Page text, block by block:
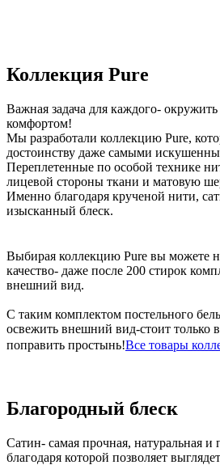
Коллекция Pure
Важная задача для каждого-
комфортом!
Мы разработали коллекцию Pure,
достоинству даже самыми
Переплетенные по особой технике
лицевой стороны ткани и матовую
Именно благодаря крученой нити,
изысканный блеск.
Выбирая коллекцию Pure вы можете
качество- даже после 200 стирок
внешний вид.
С таким комплектом постельного
освежить внешний вид-стоит только
поправить простынь!Все товары
Благородный блеск
Сатин- самая прочная, натуральная и
благодаря которой позволяет